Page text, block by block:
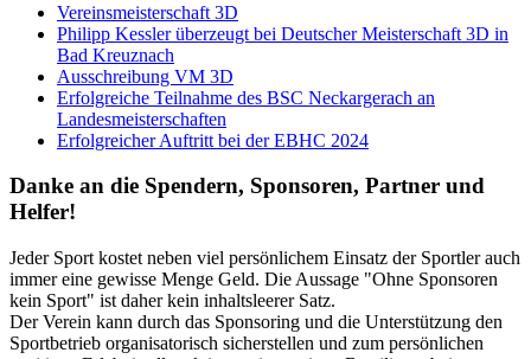
Vereinsmeisterschaft 3D
Philipp Kessler überzeugt bei Deutscher Meisterschaft 3D in
Bad Kreuznach
Ausschreibung VM 3D
Erfolgreiche Teilnahme des BSC Neckargerach an
Landesmeisterschaften
Erfolgreicher Auftritt bei der EBHC 2024
Danke an die Spendern, Sponsoren, Partner und
Helfer!
Jeder Sport kostet neben viel persönlichem Einsatz der Sportler auch
immer eine gewisse Menge Geld. Die Aussage "Ohne Sponsoren
kein Sport" ist daher kein inhaltsleerer Satz.
Der Verein kann durch das Sponsoring und die Unterstützung den
Sportbetrieb organisatorisch sicherstellen und zum persönlichen